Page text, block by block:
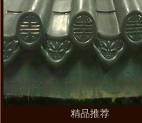
精品推荐